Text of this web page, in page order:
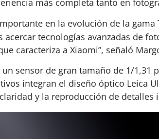
más completa tanto en
en la evolución de la
tecnologías avanzadas de
caracteriza a Xiaomi”, señaló
sensor de gran tamaño de 1/1,31
integran el diseño óptico Leica
y la reproducción de